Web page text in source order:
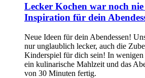
Lecker Kochen war noch nie
Inspiration für dein
Neue Ideen für dein Abendessen!
nur unglaublich lecker, auch die
Kinderspiel für dich sein! In wenigen
ein kulinarische Mahlzeit und das
von 30 Minuten fertig.